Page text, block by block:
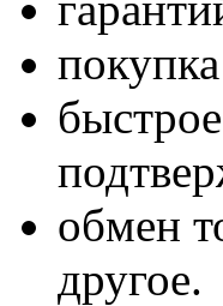
обмен
другое.